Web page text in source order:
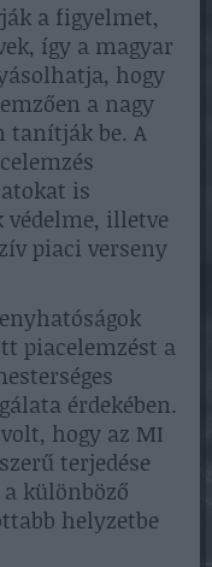
a figyelmet,
így a magyar
hogy
a nagy
tanítják be. A
is
védelme, illetve
piaci verseny
piacelemzést a
érdekében.
hogy az MI
terjedése
különböző
helyzetbe